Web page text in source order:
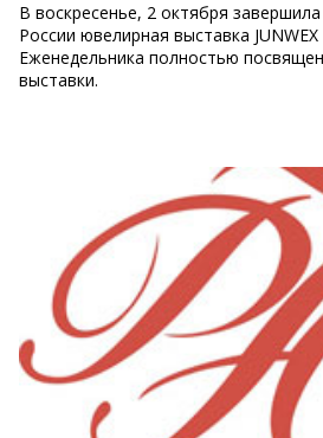
В воскресенье, 2 октября
России ювелирная выставка
Еженедельника полностью
выставки.